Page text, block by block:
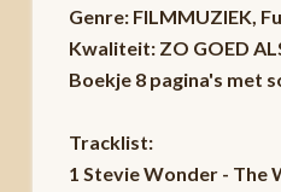
Genre: FILMMUZIEK,
Kwaliteit: ZO GOED
Boekje 8 pagina's met
Tracklist:
1 Stevie Wonder - The